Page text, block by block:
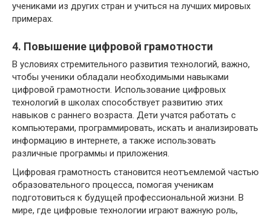
учениками из других стран и учиться на лучших мировых
примерах.
4. Повышение цифровой грамотности
В условиях стремительного развития технологий, важно,
чтобы ученики обладали необходимыми навыками
цифровой грамотности. Использование цифровых
технологий в школах способствует развитию этих
навыков с раннего возраста. Дети учатся работать с
компьютерами, программировать, искать и анализировать
информацию в интернете, а также использовать
различные программы и приложения.
Цифровая грамотность становится неотъемлемой частью
образовательного процесса, помогая ученикам
подготовиться к будущей профессиональной жизни. В
мире, где цифровые технологии играют важную роль,